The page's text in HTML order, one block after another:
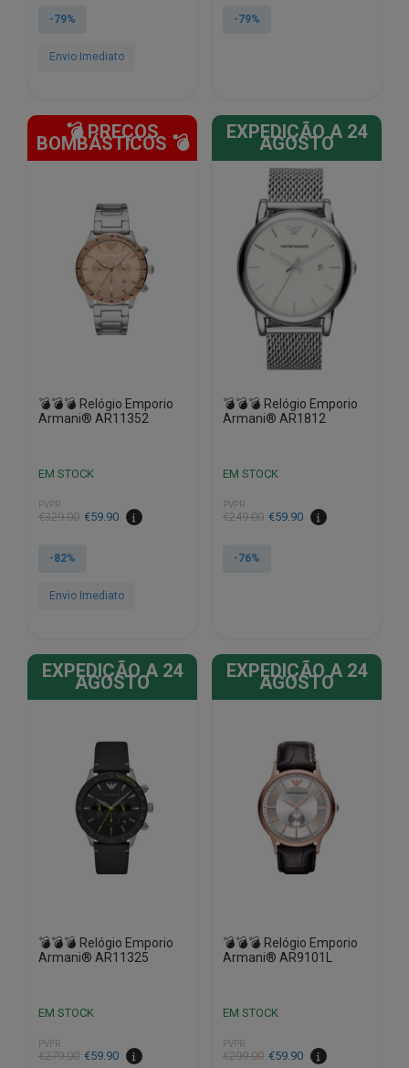
original
€279.00.
atual
€59.90.
-79%
Envio Imediato
original
atual
-79%
💣 PREÇOS
BOMBÁSTICOS 💣
💣💣💣 Relógio Emporio
Armani® AR11352
EM STOCK
PVPR
€329.00
O
original
€329.00.
€59.90
O
atual
€59.90.
-82%
Envio Imediato
EXPEDIÇÃO A 24
AGOSTO
💣💣💣 Relógio Emporio
Armani® AR1812
EM STOCK
PVPR
€249.00
O
original
€59.90
O
atual
-76%
EXPEDIÇÃO A 24
AGOSTO
💣💣💣 Relógio Emporio
Armani® AR11325
EM STOCK
PVPR
€279.00
O
€59.90
O
EXPEDIÇÃO A 24
AGOSTO
💣💣💣 Relógio Emporio
Armani® AR9101L
EM STOCK
PVPR
€299.00
O
€59.90
O